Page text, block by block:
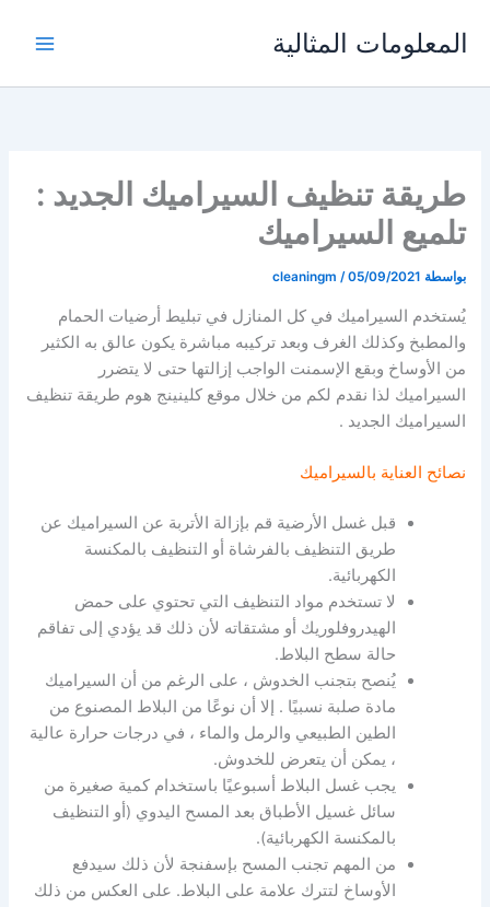
المعلومات المثالية
طريقة تنظيف السيراميك الجديد :
تلميع السيراميك
بواسطة cleaningm /05/09/2021
يُستخدم السيراميك في كل المنازل في تبليط أرضيات الحمام
والمطبخ وكذلك الغرف وبعد تركيبه مباشرة يكون عالق به الكثير
من الأوساخ وبقع الإسمنت الواجب إزالتها حتى لا يتضرر
السيراميك لذا نقدم لكم من خلال موقع كلينينج هوم طريقة تنظيف
السيراميك الجديد .
نصائح العناية بالسيراميك
قبل غسل الأرضية قم بإزالة الأتربة عن السيراميك عن
طريق التنظيف بالفرشاة أو التنظيف بالمكنسة
الكهربائية.
لا تستخدم مواد التنظيف التي تحتوي على حمض
الهيدروفلوريك أو مشتقاته لأن ذلك قد يؤدي إلى تفاقم
حالة سطح البلاط.
يُنصح بتجنب الخدوش ، على الرغم من أن السيراميك
مادة صلبة نسبيًا . إلا أن نوعًا من البلاط المصنوع من
الطين الطبيعي والرمل والماء ، في درجات حرارة عالية
، يمكن أن يتعرض للخدوش.
يجب غسل البلاط أسبوعيًا باستخدام كمية صغيرة من
سائل غسيل الأطباق بعد المسح اليدوي (أو التنظيف
بالمكنسة الكهربائية).
من المهم تجنب المسح بإسفنجة لأن ذلك سيدفع
الأوساخ لتترك علامة على البلاط. على العكس من ذلك